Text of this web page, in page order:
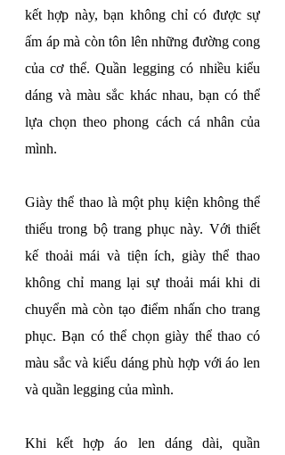
kết hợp này, bạn không chỉ có được sự
ấm áp mà còn tôn lên những đường cong
của cơ thể. Quần legging có nhiều kiểu
dáng và màu sắc khác nhau, bạn có thể
lựa chọn theo phong cách cá nhân của
mình.
Giày thể thao là một phụ kiện không thể
thiếu trong bộ trang phục này. Với thiết
kế thoải mái và tiện ích, giày thể thao
không chỉ mang lại sự thoải mái khi di
chuyển mà còn tạo điểm nhấn cho trang
phục. Bạn có thể chọn giày thể thao có
màu sắc và kiểu dáng phù hợp với áo len
và quần legging của mình.
Khi kết hợp áo len dáng dài, quần